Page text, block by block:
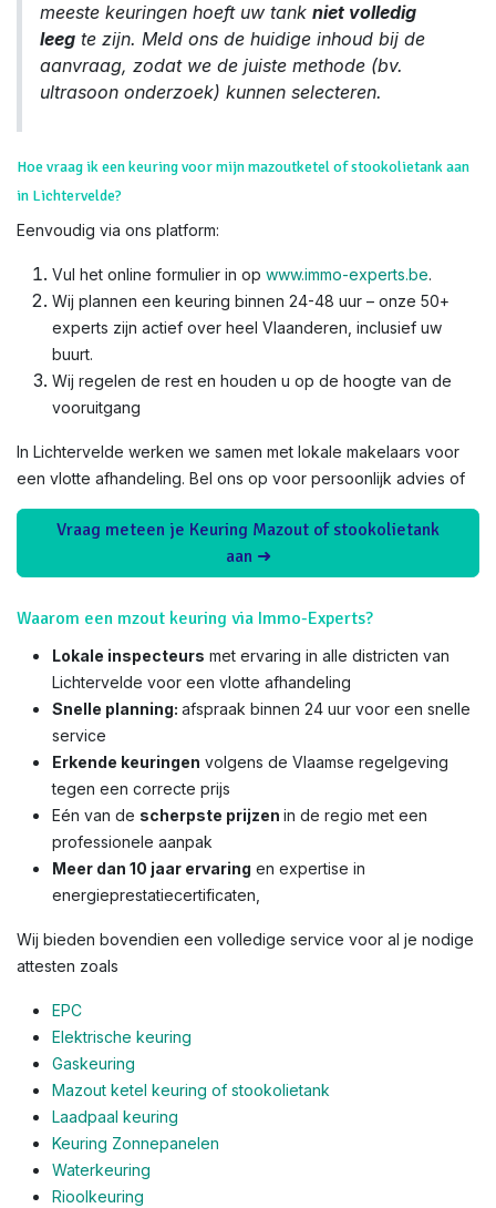
meeste keuringen hoeft uw tank niet volledig
leeg te zijn. Meld ons de huidige inhoud bij de
aanvraag, zodat we de juiste methode (bv.
ultrasoon onderzoek) kunnen selecteren.
Hoe vraag ik een keuring voor mijn mazoutketel of stookolietank aan
in Lichtervelde?
Eenvoudig via ons platform:
Vul het online formulier in op www.immo-experts.be.
Wij plannen een keuring binnen 24-48 uur – onze 50+
experts zijn actief over heel Vlaanderen, inclusief uw
buurt.
Wij regelen de rest en houden u op de hoogte van de
vooruitgang
In Lichtervelde werken we samen met lokale makelaars voor
een vlotte afhandeling. Bel ons op voor persoonlijk advies of
Vraag meteen je Keuring Mazout of stookolietank
aan ➜
Waarom een mzout keuring via Immo-Experts?
Lokale inspecteurs met ervaring in alle districten van
Lichtervelde voor een vlotte afhandeling
Snelle planning: afspraak binnen 24 uur voor een snelle
service
Erkende keuringen volgens de Vlaamse regelgeving
tegen een correcte prijs
Eén van de scherpste prijzen in de regio met een
professionele aanpak
Meer dan 10 jaar ervaring en expertise in
energieprestatiecertificaten,
Wij bieden bovendien een volledige service voor al je nodige
attesten zoals
EPC
Elektrische keuring
Gaskeuring
Mazout ketel keuring of stookolietank
Laadpaal keuring
Keuring Zonnepanelen
Waterkeuring
Rioolkeuring